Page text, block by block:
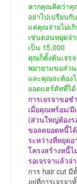
หากคุณคิดว่าคุ
อย่าไปเปรียบ
แค่คุณจ่ายไม่เ
เช่นตอนหยุดจ่
เป็น 15,000
คุณก็ตั้งต้นเจร
พยายามขอส่ว
และคุณจะต้อง
ยอดแฮร์คัทที่ไ
การเจรจาขอ
เมื่อคุณพร้อม/มี
(ส่วนใหญ่ต้องร
ขอลดยอดหนี้ไ
ระหว่างที่หยุด
โครงสร้างหนี้ไ
รอเจรจาแล้วจ่
การ hair cut มี
อยู่ที่การเจรจา